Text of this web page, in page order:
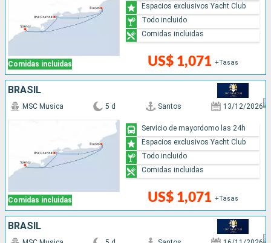
Comidas incluidas US$ 1,071 +Tasas
Espacios exclusivos Yacht Club
Todo incluido
Comidas incluidas
BRASIL
Comidas incluidas
MSC Musica 5 d Santos 13/12/2026
US$ 1,071 +Tasas
Servicio de mayordomo las 24h
Espacios exclusivos Yacht Club
Todo incluido
Comidas incluidas
BRASIL